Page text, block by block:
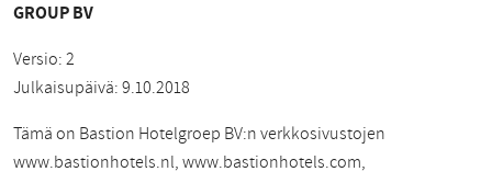
GROUP BV
Versio: 2
Julkaisupäivä: 9.10.2018
Tämä on Bastion Hotelgroep BV:n verkkosivustojen
www.bastionhotels.nl, www.bastionhotels.com,